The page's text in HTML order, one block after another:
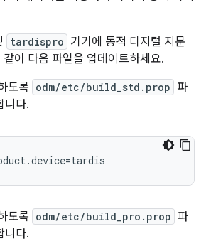
tardispro 기기에 동적 디지털 지문
이 다음 파일을 업데이트하세요.
도록 odm/etc/build_std.prop 파
니다.
도록 odm/etc/build_pro.prop 파
니다.